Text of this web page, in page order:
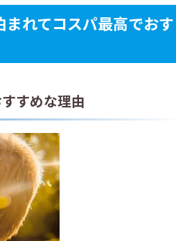
れてコスパ最高でおす
すめな理由